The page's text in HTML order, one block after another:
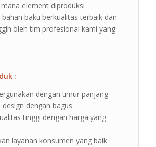
element diproduksi
baku berkualitas terbaik dan
oleh tim profesional kami yang
:
dengan umur panjang
dengan bagus
tinggi dengan harga yang
layanan konsumen yang baik